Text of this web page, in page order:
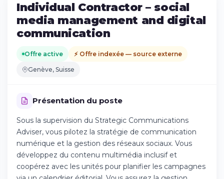
Individual Contractor – social
media management and digital
communication
Offre active ⚡ Offre indexée — source externe
Genève, Suisse
Présentation du poste
Sous la supervision du Strategic Communications
Adviser, vous pilotez la stratégie de communication
numérique et la gestion des réseaux sociaux. Vous
développez du contenu multimédia inclusif et
coopérez avec les unités pour planifier les campagnes
Téléchargez l'app sur l'App Store
Continuer sur Android
Téléchargez l'app sur Google Play